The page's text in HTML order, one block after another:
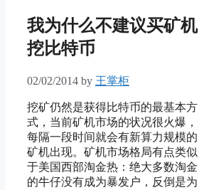
我为什么不建议买矿机
挖比特币
02/02/2014 by 王掌柜
挖矿仍然是获得比特币的最基本方
式，当前矿机市场的状况很火爆，
每隔一段时间就会有新算力规模的
矿机出现。矿机市场格局有点类似
于美国西部淘金热：绝大多数淘金
的牛仔没有成为暴发户，反倒是为